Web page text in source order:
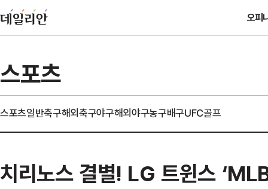
오피
스포츠
스포츠일반축구해외축구야구해외야구농구배구UFC골프
치리노스 결별! LG 트윈스